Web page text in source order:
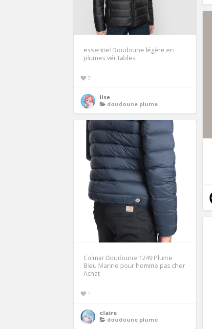
essentiel Doudoune légère en
plumes véritables
2
lise
doudoune plume
Colmar Doudoune 1249 Plume
Bleu Marine pour homme pas cher
Achat
1
claire
doudoune plume